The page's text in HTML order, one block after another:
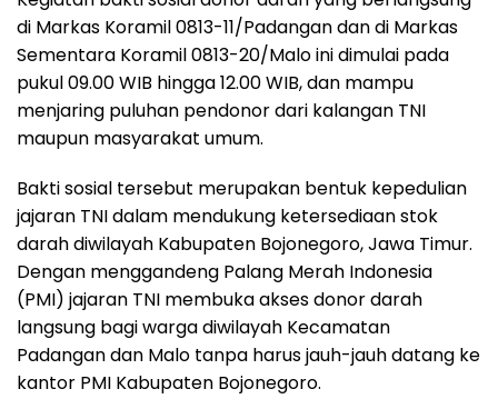
di Markas Koramil 0813-11/Padangan dan di Markas
Sementara Koramil 0813-20/Malo ini dimulai pada
pukul 09.00 WIB hingga 12.00 WIB, dan mampu
menjaring puluhan pendonor dari kalangan TNI
maupun masyarakat umum.
Bakti sosial tersebut merupakan bentuk kepedulian
jajaran TNI dalam mendukung ketersediaan stok
darah diwilayah Kabupaten Bojonegoro, Jawa Timur.
Dengan menggandeng Palang Merah Indonesia
(PMI) jajaran TNI membuka akses donor darah
langsung bagi warga diwilayah Kecamatan
Padangan dan Malo tanpa harus jauh-jauh datang ke
kantor PMI Kabupaten Bojonegoro.